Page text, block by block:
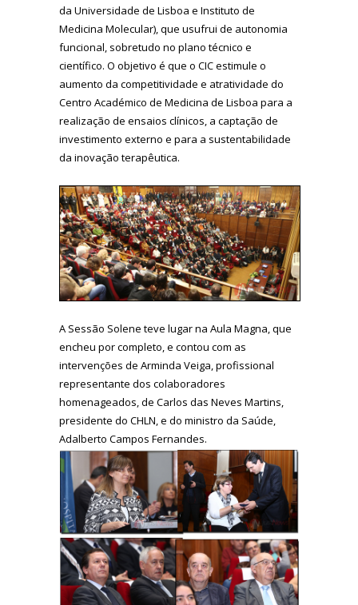
da Universidade de Lisboa e Instituto de
Medicina Molecular), que usufrui de autonomia
funcional, sobretudo no plano técnico e
científico. O objetivo é que o CIC estimule o
aumento da competitividade e atratividade do
Centro Académico de Medicina de Lisboa para a
realização de ensaios clínicos, a captação de
investimento externo e para a sustentabilidade
da inovação terapêutica.
A Sessão Solene teve lugar na Aula Magna, que
encheu por completo, e contou com as
intervenções de Arminda Veiga, profissional
representante dos colaboradores
homenageados, de Carlos das Neves Martins,
presidente do CHLN, e do ministro da Saúde,
Adalberto Campos Fernandes.